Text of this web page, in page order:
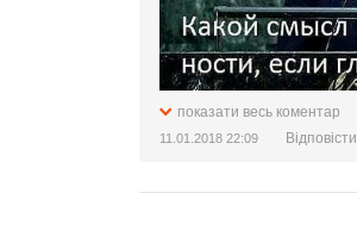
показати весь коментар
11.01.2018 22:09 Відповісти